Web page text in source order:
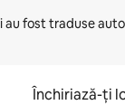
au fost traduse
Închiriază-ți